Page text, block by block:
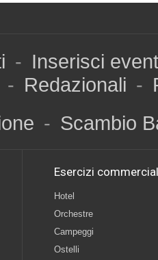
- Inserisci
- Redazionali -
- Scambio
Esercizi
Hotel
Orchestre
Campeggi
Ostelli